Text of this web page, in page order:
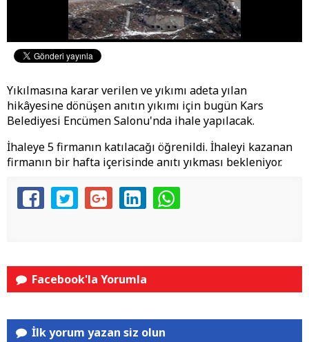
Yıkılmasına karar verilen ve yıkımı adeta yılan
hikâyesine dönüşen anıtın yıkımı için bugün Kars
Belediyesi Encümen Salonu'nda ihale yapılacak.
İhaleye 5 firmanın katılacağı öğrenildi. İhaleyi kazanan
firmanın bir hafta içerisinde anıtı yıkması bekleniyor.
Facebook'la Yorumla
İlk yorum yazan siz olun